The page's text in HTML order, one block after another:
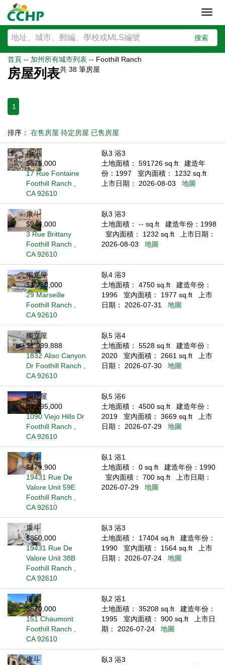
搜索
首頁 -- 加州所有城市列表 -- Foothill Ranch
房屋列表共 38 筆房屋
1
排序： 在售房屋 待定房屋 已售房屋
康斗
$875,000
17 Rue Fontaine
Foothill Ranch ,
CA 92610
臥3 浴3
土地面積： 591726 sq.ft
建造年
份：1997
室內面積： 1232 sq.ft
上市日期： 2026-08-03
地圖
康斗
$943,000
3 Rue Brittany
Foothill Ranch ,
CA 92610
臥3 浴3
土地面積： -- sq.ft
建造年份：1998
室內面積： 1232 sq.ft
上市日期：
2026-08-03
地圖
獨立屋
$1,280,000
29 Marseille
Foothill Ranch ,
CA 92610
臥4 浴3
土地面積： 4750 sq.ft
建造年份：
1996
室內面積： 1977 sq.ft
上市
日期： 2026-07-31
地圖
獨立屋
$1,999,888
1832 Aliso Canyon
Dr Foothill Ranch ,
CA 92610
臥5 浴4
土地面積： 5528 sq.ft
建造年份：
2020
室內面積： 2661 sq.ft
上市
日期： 2026-07-30
地圖
獨立屋
$2,295,000
1090 Viejo Hills Dr
Foothill Ranch ,
CA 92610
臥5 浴6
土地面積： 4500 sq.ft
建造年份：
2019
室內面積： 3669 sq.ft
上市
日期： 2026-07-29
地圖
康斗
$479,900
19431 Rue De
Valore Unit 59E
Foothill Ranch ,
CA 92610
臥1 浴1
土地面積： 0 sq.ft
建造年份：1990
室內面積： 700 sq.ft
上市日期：
2026-07-29
地圖
康斗
$850,000
19431 Rue De
Valore Unit 38B
Foothill Ranch ,
CA 92610
臥3 浴3
土地面積： 17404 sq.ft
建造年份：
1990
室內面積： 1564 sq.ft
上市
日期： 2026-07-24
地圖
康斗
$570,000
151 Chaumont
Foothill Ranch ,
CA 92610
臥2 浴1
土地面積： 35208 sq.ft
建造年份：
1995
室內面積： 900 sq.ft
上市日
期： 2026-07-24
地圖
康斗
臥3 浴3